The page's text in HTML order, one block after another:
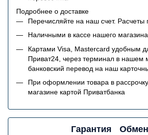
Подробнее о доставке
Перечисляйте на наш счет.
Наличными в кассе нашего магазина
Картами Visa, Mastercard удобным
Приват24, через терминал в нашем
банковский перевод на наш
При оформлении товара в
магазине картой Приватбанка
Гарантия Обмен